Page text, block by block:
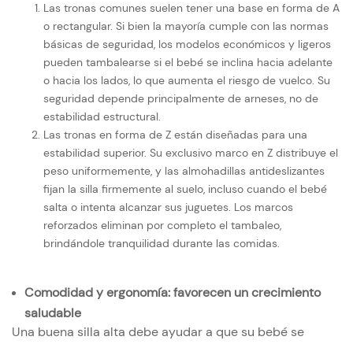
Las tronas comunes suelen tener una base en forma de A
o rectangular. Si bien la mayoría cumple con las normas
básicas de seguridad, los modelos económicos y ligeros
pueden tambalearse si el bebé se inclina hacia adelante
o hacia los lados, lo que aumenta el riesgo de vuelco. Su
seguridad depende principalmente de arneses, no de
estabilidad estructural.
Las tronas en forma de Z están diseñadas para una
estabilidad superior. Su exclusivo marco en Z distribuye el
peso uniformemente, y las almohadillas antideslizantes
fijan la silla firmemente al suelo, incluso cuando el bebé
salta o intenta alcanzar sus juguetes. Los marcos
reforzados eliminan por completo el tambaleo,
brindándole tranquilidad durante las comidas.
Comodidad y ergonomía: favorecen un crecimiento
saludable
Una buena silla alta debe ayudar a que su bebé se